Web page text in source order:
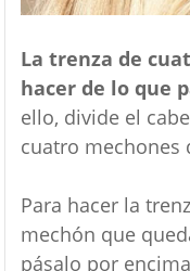
La trenza de
hacer de lo que
ello, divide el
cuatro mechones
Para hacer la
mechón que
pásalo por